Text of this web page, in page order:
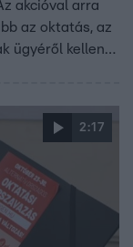
akcióval arra
az oktatás, az
ügyéről kellene
2:17